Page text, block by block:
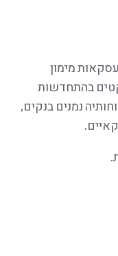
מימון
בהתחדשות
נמנים בנקים,